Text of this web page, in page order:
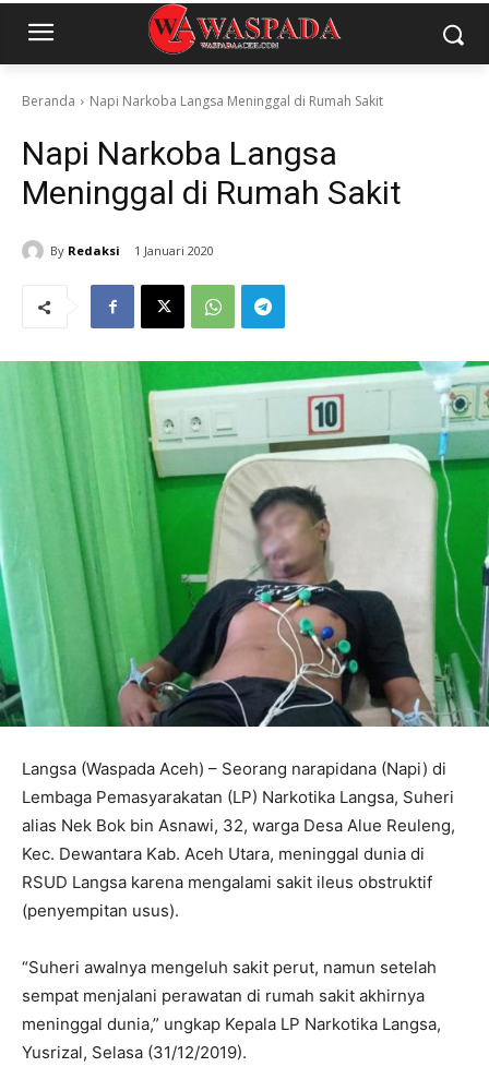
Beranda Napi Narkoba Langsa Meninggal di Rumah Sakit
Napi Narkoba Langsa
Meninggal di Rumah Sakit
By Redaksi 1 Januari 2020
Langsa (Waspada Aceh) – Seorang narapidana (Napi) di
Lembaga Pemasyarakatan (LP) Narkotika Langsa, Suheri
alias Nek Bok bin Asnawi, 32, warga Desa Alue Reuleng,
Kec. Dewantara Kab. Aceh Utara, meninggal dunia di
RSUD Langsa karena mengalami sakit ileus obstruktif
(penyempitan usus).
“Suheri awalnya mengeluh sakit perut, namun setelah
sempat menjalani perawatan di rumah sakit akhirnya
meninggal dunia,” ungkap Kepala LP Narkotika Langsa,
Yusrizal, Selasa (31/12/2019).